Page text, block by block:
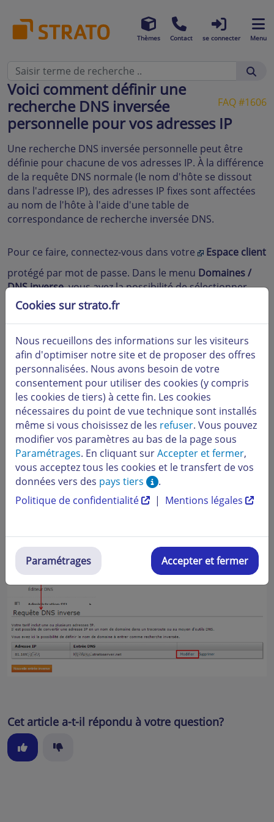
Thèmes Contact se connecter Menu
FAQ #1606
Voici comment définir une
recherche DNS inversée
personnelle pour vos adresses IP
Une recherche DNS inversée personnelle peut être
définie pour chacune de vos adresses IP. À la différence
de la requête DNS normale (le nom d'hôte se dissout
dans l'adresse IP), des adresses IP fixes sont affectées
au nom de l'hôte à l'aide d'une table de
correspondance de recherche inversée DNS.
Pour ce faire, connectez-vous dans votre
Espace client
protégé par mot de passe. Dans le menu Domaines /
DNS inverse, vous avez la possibilité de sélectionner
pour les noms d'hôte présents sur votre serveur,
Vous pouvez aussi utiliser des noms d'hôte externes qui
doivent cependant indiquer explicitement l'adresse IP
correspondante. Un nom d'hôte doit être indiqué par
ce qu'on appelle un FQDN (= Fully Qualified Domain
Name). Un FQDN, comme par ex.
www.votredomainestrato.fr, commence par unnom
d'hôte(www), comprend undomaine de deuxième
niveau(nom désiré) ainsi qu'undomaine de premier
niveau(.fr).
Cet article a-t-il répondu à votre question?
Cookies sur strato.fr
Nous recueillons des informations sur les visiteurs
afin d'optimiser notre site et de proposer des offres
personnalisées. Nous avons besoin de votre
consentement pour utiliser des cookies (y compris
les cookies de tiers) à cette fin. Les cookies
nécessaires du point de vue technique sont installés
même si vous choisissez de les refuser. Vous pouvez
modifier vos paramètres au bas de la page sous
Paramétrages. En cliquant surAccepter et fermer,
vous acceptez tous les cookies et le transfert de vos
données vers des pays tiers
.
Politique de confidentialité
| Mentions légales
Paramétrages Accepter et fermer